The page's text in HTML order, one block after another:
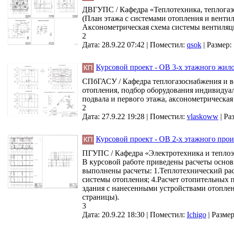
ДВГУПС / Кафедра «Теплотехника,
(План этажа с системами отопления и
Аксонометрическая схема системы
2
Дата: 28.9.22 07:42 | Поместил: qsok |
Курсовой проект - ОВ 3-х этажного
СПбГАСУ / Кафедра теплогазоснабжения и
отопления, подбор оборудования
подвала и первого этажа,
2
Дата: 27.9.22 19:28 | Поместил: vlaskoww |
Курсовой проект - ОВ 2-х этажного
ПГУПС / Кафедра «Электротехника и
В курсовой работе приведены расчеты
выполнены расчеты: 1.Теплотехнический
системы отопления; 4.Расчет отопительных
здания с нанесенными устройствами
страницы).
3
Дата: 20.9.22 18:30 | Поместил: Ichigo |